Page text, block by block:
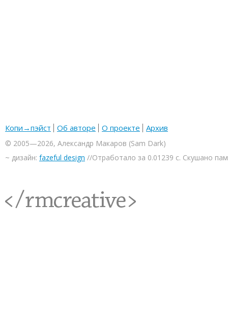
Копи→пэйст Об авторе О проекте Архив
© 2005—2026, Александр Макаров (Sam Dark)
~ дизайн: fazeful design //Отработало за 0.01239 с. Скушано
<rmcreative/>